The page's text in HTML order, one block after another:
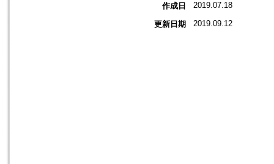
作成日 2019.07.18
更新日期 2019.09.12